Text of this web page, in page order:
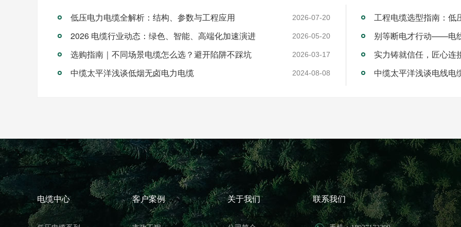
低压电力电缆全解析：结构、参数与工程应用 2026-07-20 工程电缆选型指南：低
2026 电缆行业动态：绿色、智能、高端化加速演进 2026-05-20 别等断电才行动——电
选购指南｜不同场景电缆怎么选？避开陷阱不踩坑 2026-03-17
中缆太平洋浅谈低烟无卤电力电缆 2024-08-08 中缆太平洋浅谈电线电
电缆中心 客户案例 关于我们 联系我们